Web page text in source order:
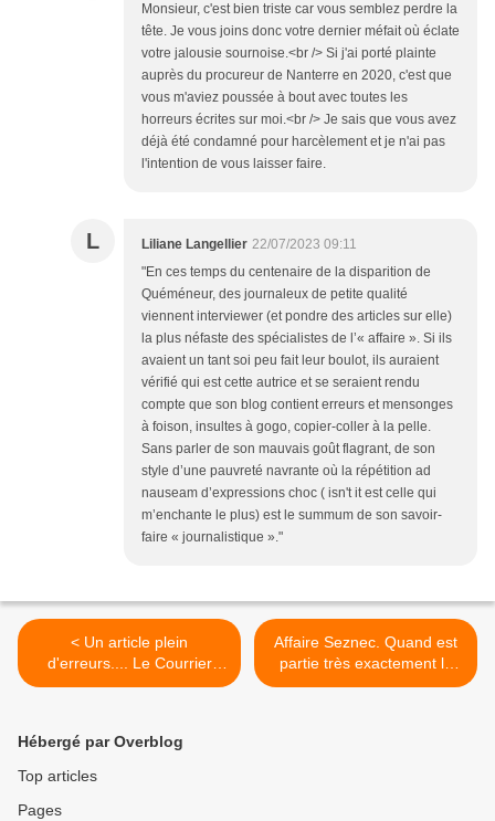
Monsieur, c'est bien triste car vous semblez perdre la
tête. Je vous joins donc votre dernier méfait où éclate
votre jalousie sournoise.<br /> Si j'ai porté plainte
auprès du procureur de Nanterre en 2020, c'est que
vous m'aviez poussée à bout avec toutes les
horreurs écrites sur moi.<br /> Je sais que vous avez
déjà été condamné pour harcèlement et je n'ai pas
l'intention de vous laisser faire.
L Liliane Langellier 22/07/2023 09:11
"En ces temps du centenaire de la disparition de
Quéméneur, des journaleux de petite qualité
viennent interviewer (et pondre des articles sur elle)
la plus néfaste des spécialistes de l’« affaire ». Si ils
avaient un tant soi peu fait leur boulot, ils auraient
vérifié qui est cette autrice et se seraient rendu
compte que son blog contient erreurs et mensonges
à foison, insultes à gogo, copier-coller à la pelle.
Sans parler de son mauvais goût flagrant, de son
style d’une pauvreté navrante où la répétition ad
nauseam d’expressions choc ( isn't it est celle qui
m’enchante le plus) est le summum de son savoir-
faire « journalistique »."
< Un article plein
d'erreurs.... Le Courrier
Picard du 23 Août 2023 :
Havre…
Affaire Seznec. Quand est
partie très exactement la
lettre chargée de Me
Hébergé par Overblog
Top articles
Pages